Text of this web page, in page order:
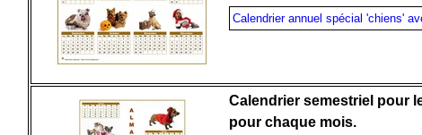
Calendrier annuel spécial 'chiens'
Calendrier semestriel pour
pour chaque mois.